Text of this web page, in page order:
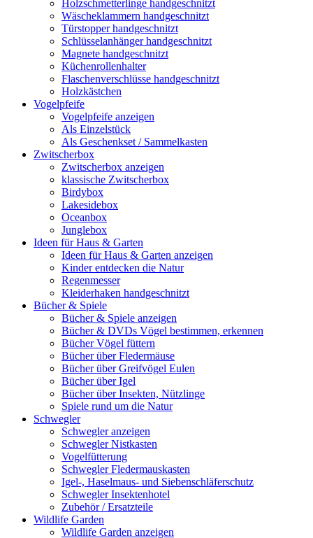
Holzschmetterlinge handgeschnitzt
Wäscheklammern handgeschnitzt
Türstopper handgeschnitzt
Schlüsselanhänger handgeschnitzt
Magnete handgeschnitzt
Küchenrollenhalter
Flaschenverschlüsse handgeschnitzt
Holzkästchen
Vogelpfeife
Vogelpfeife anzeigen
Als Einzelstück
Als Geschenkset / Sammelkasten
Zwitscherbox
Zwitscherbox anzeigen
klassische Zwitscherbox
Birdybox
Lakesidebox
Oceanbox
Junglebox
Ideen für Haus & Garten
Ideen für Haus & Garten anzeigen
Kinder entdecken die Natur
Regenmesser
Kleiderhaken handgeschnitzt
Bücher & Spiele
Bücher & Spiele anzeigen
Bücher & DVDs Vögel bestimmen, erkennen
Bücher Vögel füttern
Bücher über Fledermäuse
Bücher über Greifvögel Eulen
Bücher über Igel
Bücher über Insekten, Nützlinge
Spiele rund um die Natur
Schwegler
Schwegler anzeigen
Schwegler Nistkasten
Vogelfütterung
Schwegler Fledermauskasten
Igel-, Haselmaus- und Siebenschläferschutz
Schwegler Insektenhotel
Zubehör / Ersatzteile
Wildlife Garden
Wildlife Garden anzeigen